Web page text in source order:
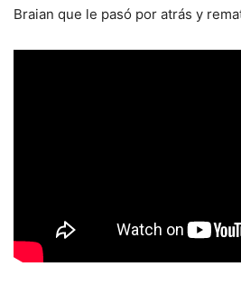
Braian que le pasó por atrás y